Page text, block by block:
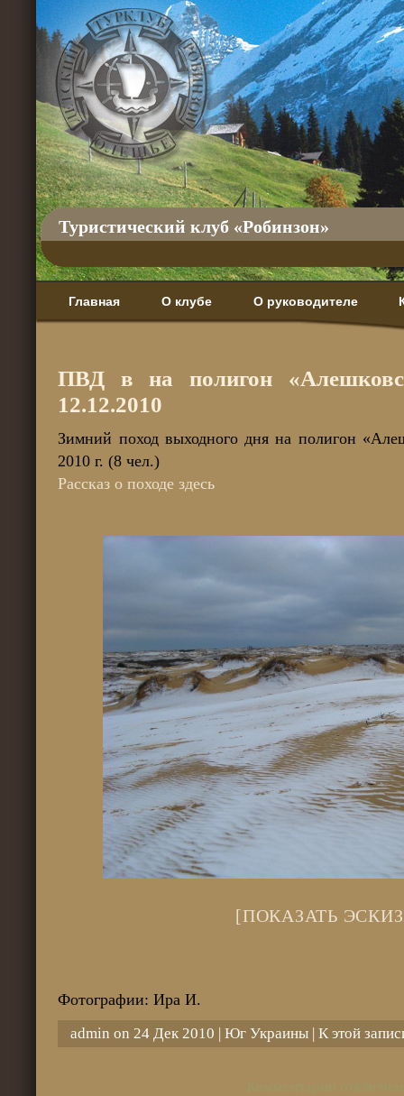
Туристический клуб «Робинзон»
Главная О клубе О руководителе
ПВД в на полигон
12.12.2010
Зимний поход выходного дня на полигон
2010 г. (8 чел.)
Рассказ о походе здесь
[ПОКАЗАТЬ
Фотографии: Ира И.
admin on 24 Дек 2010 | Юг Украины| К этой